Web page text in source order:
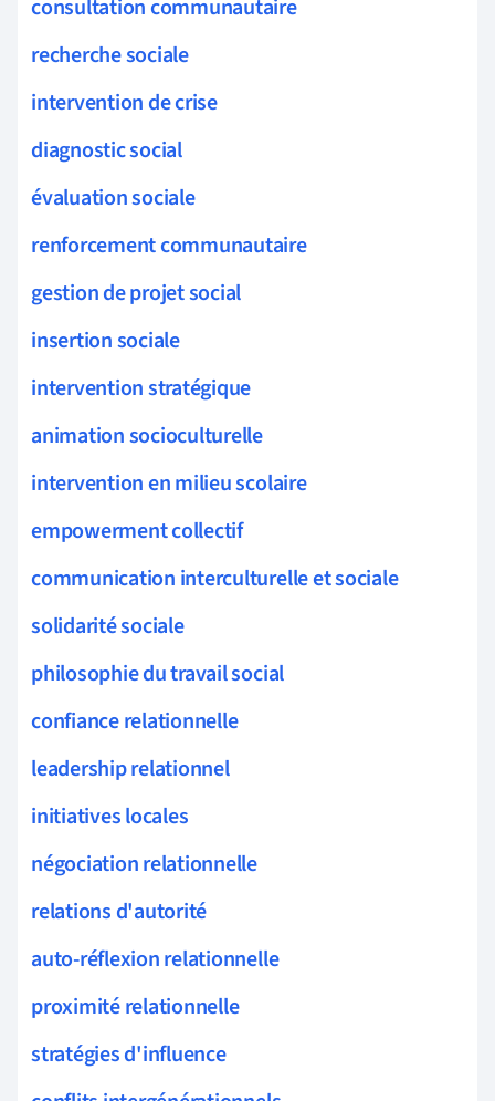
consultation communautaire
recherche sociale
intervention de crise
diagnostic social
évaluation sociale
renforcement communautaire
gestion de projet social
insertion sociale
intervention stratégique
animation socioculturelle
intervention en milieu scolaire
empowerment collectif
communication interculturelle et sociale
solidarité sociale
philosophie du travail social
confiance relationnelle
leadership relationnel
initiatives locales
négociation relationnelle
relations d'autorité
auto-réflexion relationnelle
proximité relationnelle
stratégies d'influence